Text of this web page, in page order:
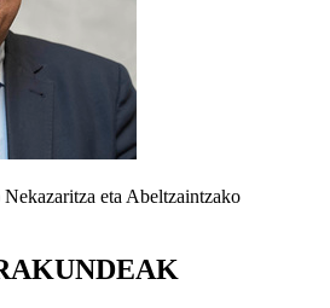
Nekazaritza eta Abeltzaintzako